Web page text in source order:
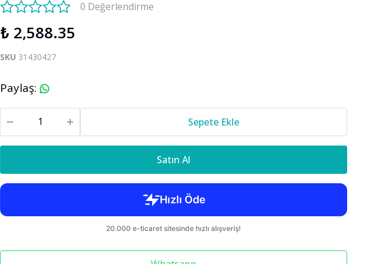
Cr-v 2018-
0 Değerlendirme
₺ 2,588.35
SKU 31430427
Paylaş:
Sepete Ekle
Satın Al